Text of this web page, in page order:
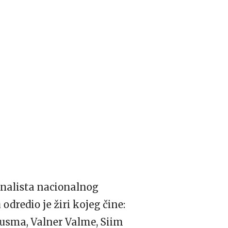
nacionalnog
je žiri kojeg čine:
Valner Valme, Siim